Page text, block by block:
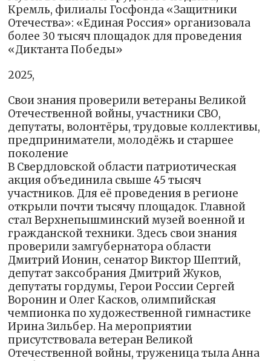
Кремль, филиалы Госфонда «Защитники
Отечества»: «Единая Россия» организовала
более 30 тысяч площадок для проведения
«Диктанта Победы»
2025,
Свои знания проверили ветераны Великой
Отечественной войны, участники СВО,
депутаты, волонтёры, трудовые коллективы,
предприниматели, молодёжь и старшее
поколение
В Свердловской области патриотическая
акция объединила свыше 45 тысяч
участников. Для её проведения в регионе
открыли почти тысячу площадок. Главной
стал Верхнепышминский музей военной и
гражданской техники. Здесь свои знания
проверили замгубернатора области
Дмитрий Ионин, сенатор Виктор Шептий,
депутат заксобрания Дмитрий Жуков,
депутаты гордумы, Герои России Сергей
Воронин и Олег Касков, олимпийская
чемпионка по художественной гимнастике
Ирина Зильбер. На мероприятии
присутствовала ветеран Великой
Отечественной войны, труженица тыла Анна